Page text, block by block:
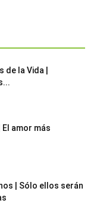
de la Vida |
El amor más
| Sólo ellos serán